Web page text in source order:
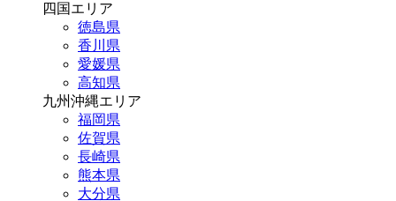
四国エリア
徳島県
香川県
愛媛県
高知県
九州沖縄エリア
福岡県
佐賀県
長崎県
熊本県
大分県